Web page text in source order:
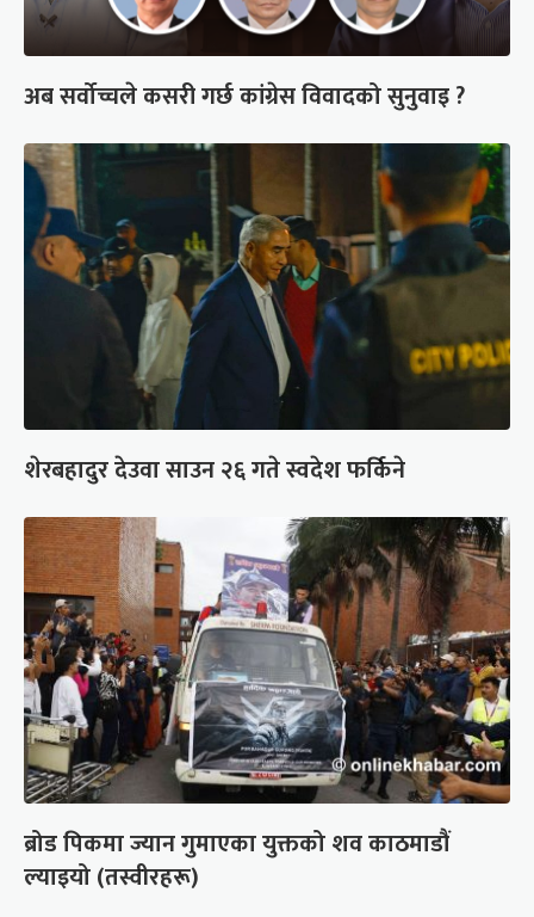
अब सर्वोच्चले कसरी गर्छ कांग्रेस विवादको सुनुवाइ ?
शेरबहादुर देउवा साउन २६ गते स्वदेश फर्किने
ब्रोड पिकमा ज्यान गुमाएका युक्तको शव काठमाडौं
ल्याइयो (तस्वीरहरू)